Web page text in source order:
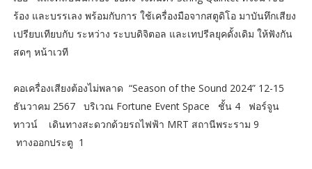
ร้อง และบรรเลง พร้อมกับการ ใช้เครื่องมือจากสตูดิโอ มาบันทึกเสียง
เปรียบเทียบกับ ระหว่าง ระบบดิจิตอล และเทปรีลยุคดั้งเดิม ให้ฟังกัน
สดๆ หน้าเวที
คอเครื่องเสียงต้องไม่พลาด “Season of the Sound 2024” 12-15
ธันวาคม 2567 บริเวณ Fortune Event Space ชั้น 4 ฟอร์จูน
ทาวน์ เดินทางสะดวกด้วยรถไฟฟ้า MRT สถานีพระราม 9
ทางออกประตู 1